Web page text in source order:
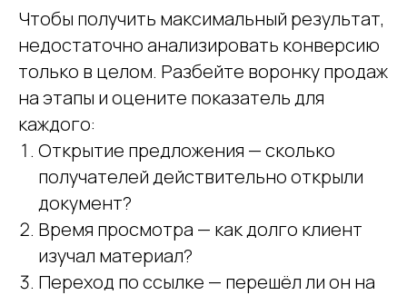
Чтобы получить максимальный результат,
недостаточно анализировать конверсию
только в целом. Разбейте воронку продаж
на этапы и оцените показатель для
каждого:
Открытие предложения — сколько
получателей действительно открыли
документ?
Время просмотра — как долго клиент
изучал материал?
Переход по ссылке — перешёл ли он на